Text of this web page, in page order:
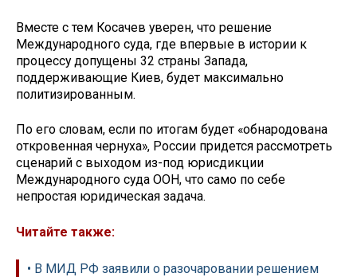
Вместе с тем Косачев уверен, что решение
Международного суда, где впервые в истории к
процессу допущены 32 страны Запада,
поддерживающие Киев, будет максимально
политизированным.
По его словам, если по итогам будет «обнародована
откровенная чернуха», России придется рассмотреть
сценарий с выходом из-под юрисдикции
Международного суда ООН, что само по себе
непростая юридическая задача.
Читайте также:
• В МИД РФ заявили о разочаровании решением